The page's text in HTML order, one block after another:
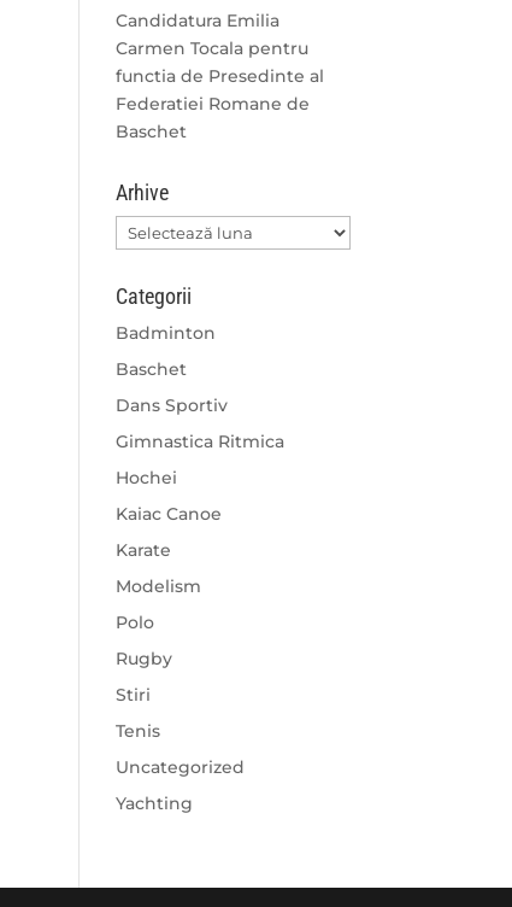
Candidatura Emilia
Carmen Tocala pentru
functia de Presedinte al
Federatiei Romane de
Baschet
Arhive
Arhive
Categorii
Badminton
Baschet
Dans Sportiv
Gimnastica Ritmica
Hochei
Kaiac Canoe
Karate
Modelism
Polo
Rugby
Stiri
Tenis
Uncategorized
Yachting